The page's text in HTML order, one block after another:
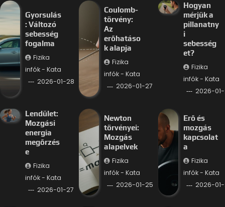
Gyorsulás
: Változó
sebesség
fogalma
Fizika
infók - Kata
2026-01-28
Coulomb-
törvény:
Az
erőhatáso
k alapja
Fizika
infók - Kata
2026-01-27
Hogyan
mérjük a
pillanatny
i
sebesség
et?
Fizika
infók - Kata
2026-
Lendület:
Mozgási
energia
megőrzés
e
Fizika
infók - Kata
2026-01-27
Newton
törvényei:
Mozgás
alapelvek
Fizika
infók - Kata
2026-01-25
Erő és
mozgás
kapcsolat
a
Fizika
infók - Kata
2026-